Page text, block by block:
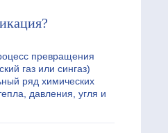
превращения
газ или сингаз)
ряд химических
давления, угля и